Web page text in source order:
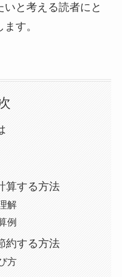
と考える読者にと
す。
算する方法
解
例
約する方法
方